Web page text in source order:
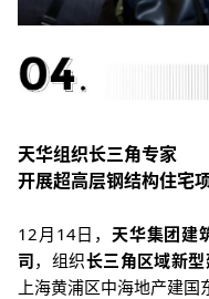
天华组织长三角专家
开展超高层钢结构住宅
12月14日， 天华集团建
司，组织长三角区域新
上海黄浦区中海地产建